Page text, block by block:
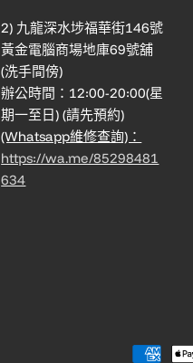
2) 九龍深水埗福華街146號
黃金電腦商場地庫69號舖
(洗手間傍)
辦公時間：12:00-20:00(星
期一至日) (請先預約)
(Whatsapp維修查詢)：
https://wa.me/85298481
634